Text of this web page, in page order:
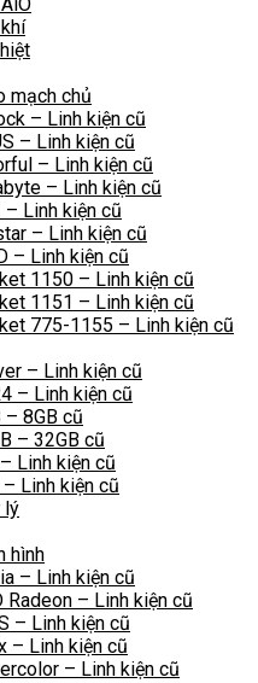
mạch chủ
– Linh kiện cũ
– Linh kiện cũ
– Linh kiện cũ
– Linh kiện cũ
– Linh kiện cũ
– Linh kiện cũ
– Linh kiện cũ
1150 – Linh kiện cũ
1151 – Linh kiện cũ
775-1155 – Linh kiện cũ
– Linh kiện cũ
– Linh kiện cũ
– 8GB cũ
– 32GB cũ
Linh kiện cũ
Linh kiện cũ
lý
hình
– Linh kiện cũ
Radeon – Linh kiện cũ
– Linh kiện cũ
– Linh kiện cũ
– Linh kiện cũ